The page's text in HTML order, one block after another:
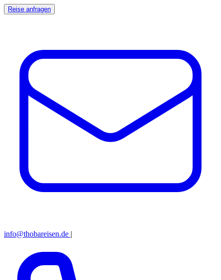
Reise anfragen
info@thobareisen.de |